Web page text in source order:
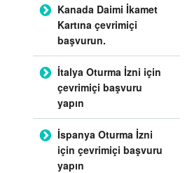
Kanada Daimi İkamet
Kartına çevrimiçi
başvurun.
İtalya Oturma İzni için
çevrimiçi başvuru
yapın
İspanya Oturma İzni
için çevrimiçi başvuru
yapın